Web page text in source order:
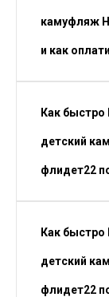
камуфляж
и как
Как
детский
флидет22
Как
детский
флидет22